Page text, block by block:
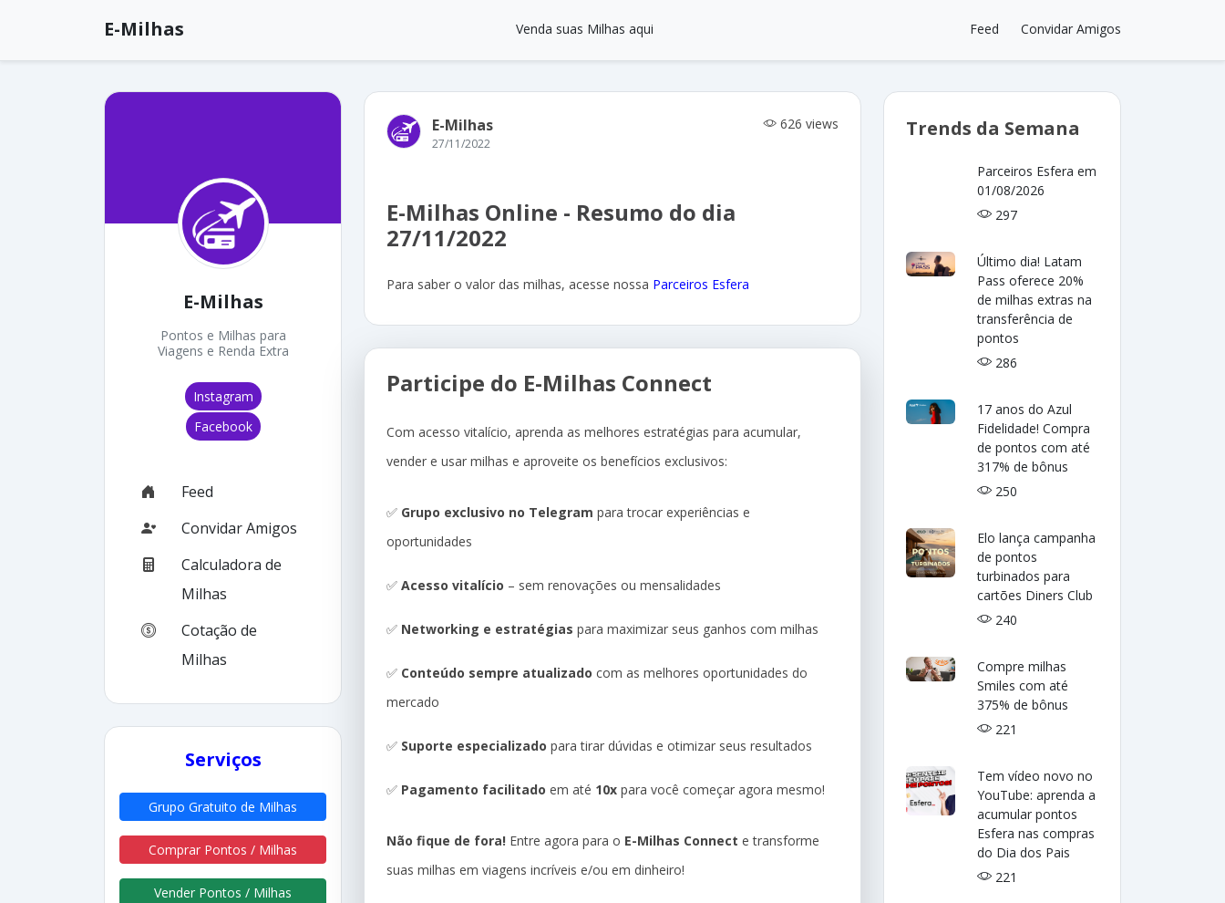
E-Milhas Venda suas Milhas aqui Feed Convidar Amigos
E-Milhas
Pontos e Milhas para
Viagens e Renda Extra
Instagram
Facebook
Feed
Convidar Amigos
Calculadora de
Milhas
Cotação de
Milhas
Serviços
Grupo Gratuito de Milhas
Comprar Pontos / Milhas
Vender Pontos / Milhas
E-Milhas 626 views
27/11/2022
E-Milhas Online - Resumo do dia
27/11/2022
Para saber o valor das milhas, acesse nossa Parceiros Esfera
Participe do E-Milhas Connect
Com acesso vitalício, aprenda as melhores estratégias para acumular,
vender e usar milhas e aproveite os benefícios exclusivos:
✅ Grupo exclusivo no Telegram para trocar experiências e
oportunidades
✅ Acesso vitalício – sem renovações ou mensalidades
✅ Networking e estratégias para maximizar seus ganhos com milhas
✅ Conteúdo sempre atualizado com as melhores oportunidades do
mercado
✅ Suporte especializado para tirar dúvidas e otimizar seus resultados
✅ Pagamento facilitado em até 10x para você começar agora mesmo!
Não fique de fora! Entre agora para o E-Milhas Connect e transforme
suas milhas em viagens incríveis e/ou em dinheiro!
Trends da Semana
Parceiros Esfera em
01/08/2026
297
Último dia! Latam
Pass oferece 20%
de milhas extras na
transferência de
pontos
286
17 anos do Azul
Fidelidade! Compra
de pontos com até
317% de bônus
250
Elo lança campanha
de pontos
turbinados para
cartões Diners Club
240
Compre milhas
Smiles com até
375% de bônus
221
Tem vídeo novo no
YouTube: aprenda a
acumular pontos
Esfera nas compras
do Dia dos Pais
221